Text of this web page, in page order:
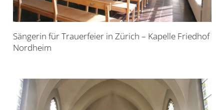
Sängerin für Trauerfeier in Zürich – Kapelle Friedhof
Nordheim